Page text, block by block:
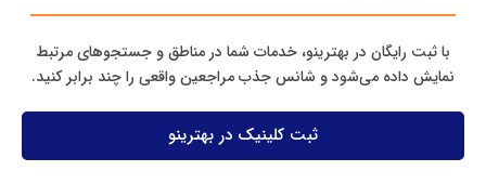
با ثبت رایگان در بهترینو، خدمات شما در مناطق و جستجوهای مرتبط
نمایش داده می‌شود و شانس جذب مراجعین واقعی را چند برابر کنید.
ثبت کلینیک در بهترینو